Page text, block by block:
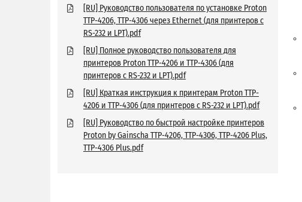
[RU] Руководство пользователя по установке Proton
TTP-4206, TTP-4306 через Ethernet (для принтеров с
RS-232 и LPT).pdf
[RU] Полное руководство пользователя для
принтеров Proton TTP-4206 и TTP-4306 (для
принтеров с RS-232 и LPT).pdf
[RU] Краткая инструкция к принтерам Proton TTP-
4206 и TTP-4306 (для принтеров с RS-232 и LPT).pdf
[RU] Руководство по быстрой настройке принтеров
Proton by Gainscha TTP-4206, TTP-4306, TTP-4206 Plus,
TTP-4306 Plus.pdf